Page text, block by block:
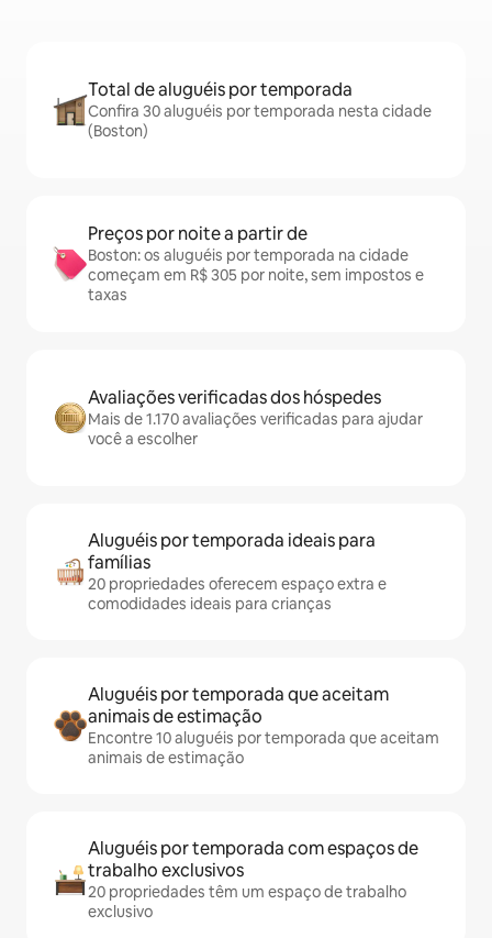
Total de aluguéis por temporada
Confira 30 aluguéis por temporada nesta cidade
(Boston)
Preços por noite a partir de
Boston: os aluguéis por temporada na cidade
começam em R$ 305 por noite, sem impostos e
taxas
Avaliações verificadas dos hóspedes
Mais de 1.170 avaliações verificadas para ajudar
você a escolher
Aluguéis por temporada ideais para
famílias
20 propriedades oferecem espaço extra e
comodidades ideais para crianças
Aluguéis por temporada que aceitam
animais de estimação
Encontre 10 aluguéis por temporada que aceitam
animais de estimação
Aluguéis por temporada com espaços de
trabalho exclusivos
20 propriedades têm um espaço de trabalho
exclusivo